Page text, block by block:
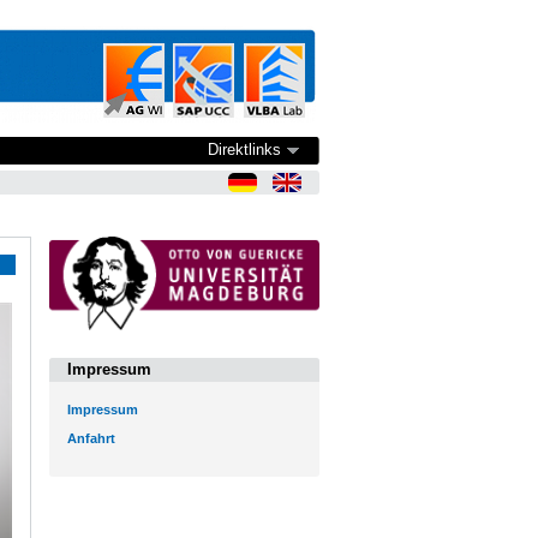
Direktlinks
Impressum
Impressum
Anfahrt